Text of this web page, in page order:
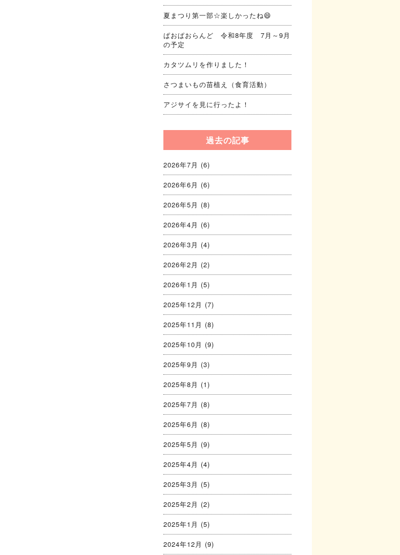
夏まつり第一部☆楽しかったね😄
ぱおぱおらんど 令和8年度 7月～9月
の予定
カタツムリを作りました！
さつまいもの苗植え（食育活動）
アジサイを見に行ったよ！
過去の記事
2026年7月 (6)
2026年6月 (6)
2026年5月 (8)
2026年4月 (6)
2026年3月 (4)
2026年2月 (2)
2026年1月 (5)
2025年12月 (7)
2025年11月 (8)
2025年10月 (9)
2025年9月 (3)
2025年8月 (1)
2025年7月 (8)
2025年6月 (8)
2025年5月 (9)
2025年4月 (4)
2025年3月 (5)
2025年2月 (2)
2025年1月 (5)
2024年12月 (9)